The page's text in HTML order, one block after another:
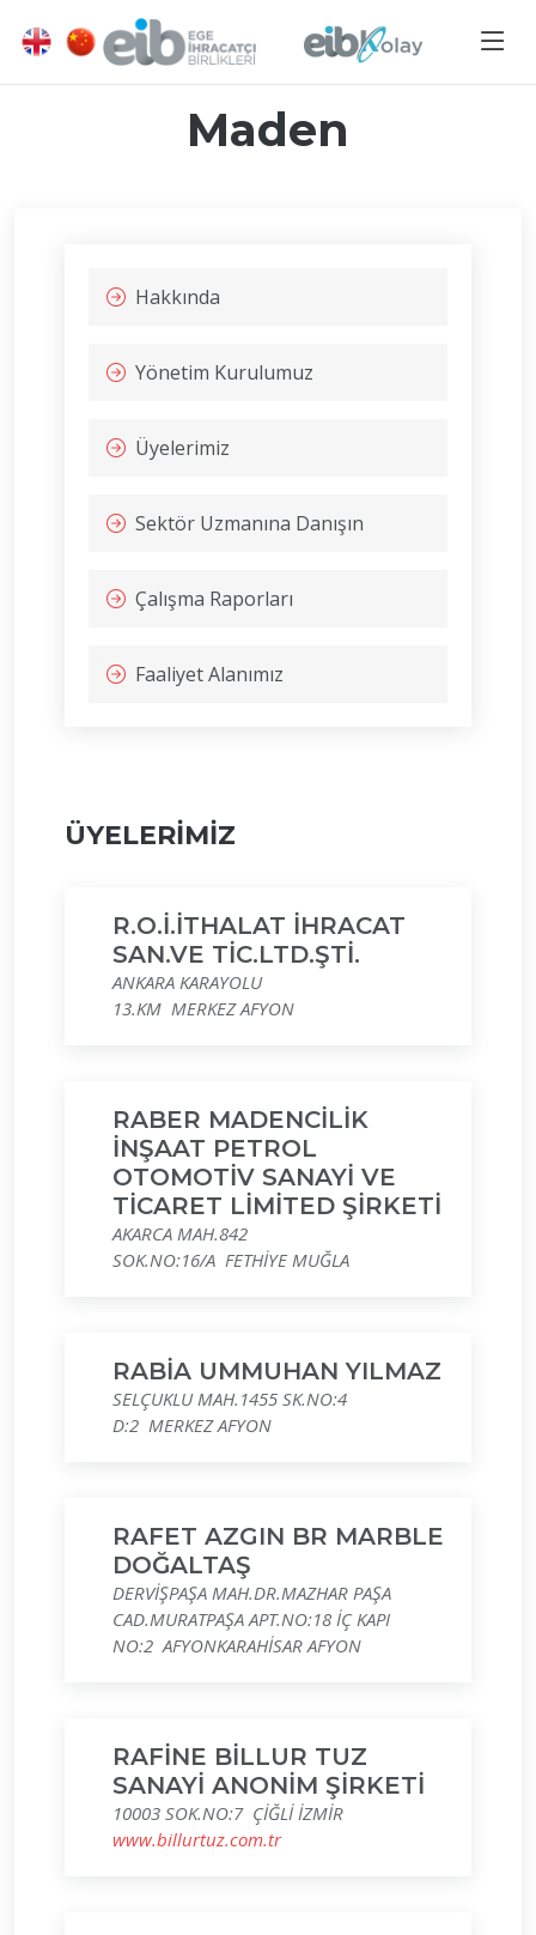
Maden
Hakkında
Yönetim Kurulumuz
Üyelerimiz
Sektör Uzmanına Danışın
Çalışma Raporları
Faaliyet Alanımız
ÜYELERİMİZ
R.O.İ.İTHALAT İHRACAT
SAN.VE TİC.LTD.ŞTİ.
ANKARA KARAYOLU
13.KM MERKEZ AFYON
RABER MADENCİLİK
İNŞAAT PETROL
OTOMOTİV SANAYİ VE
TİCARET LİMİTED ŞİRKETİ
AKARCA MAH.842
SOK.NO:16/A FETHİYE MUĞLA
RABİA UMMUHAN YILMAZ
SELÇUKLU MAH.1455 SK.NO:4
D:2 MERKEZ AFYON
RAFET AZGIN BR MARBLE
DOĞALTAŞ
DERVİŞPAŞA MAH.DR.MAZHAR PAŞA
CAD.MURATPAŞA APT.NO:18 İÇ KAPI
NO:2 AFYONKARAHİSAR AFYON
RAFİNE BİLLUR TUZ
SANAYİ ANONİM ŞİRKETİ
10003 SOK.NO:7 ÇİĞLİ İZMİR
www.billurtuz.com.tr